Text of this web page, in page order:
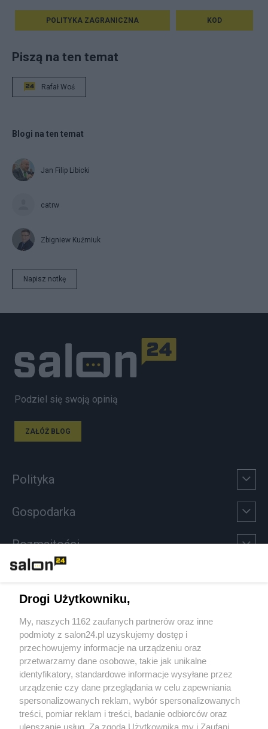
POLITYKA ZAGRANICZNA KOD
Piszą na ten temat
Rafał Woś
Blogi na ten temat
Jan Filip Libicki
catrw
Zbigniew Kuźmiuk
Napisz notkę
Podziel się swoją opinią
ZAŁÓŻ BLOG
Polityka
Gospodarka
Rozmaitości
Sport
Społeczeństwo
Kultura
Drogi Użytkowniku,
My, naszych 1162 zaufanych partnerów oraz inne
podmioty z salon24.pl uzyskujemy dostęp i
przechowujemy informacje na urządzeniu oraz
przetwarzamy dane osobowe, takie jak unikalne
identyfikatory, standardowe informacje wysyłane przez
urządzenie czy dane przeglądania w celu zapewniania
spersonalizowanych reklam, wybór spersonalizowanych
treści, pomiar reklam i treści, badanie odbiorców oraz
ulepszanie usług. Za zgodą Użytkownika my i Zaufani